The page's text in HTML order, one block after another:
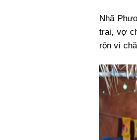
Nhã
trai, vợ
rộn vì